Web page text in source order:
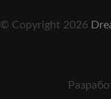
© Copyright 2026